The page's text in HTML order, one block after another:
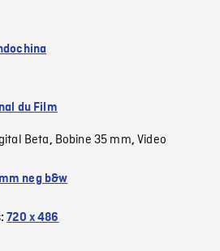
du Film
Beta, Bobine 35 mm,Video
neg b&w
720 x 486